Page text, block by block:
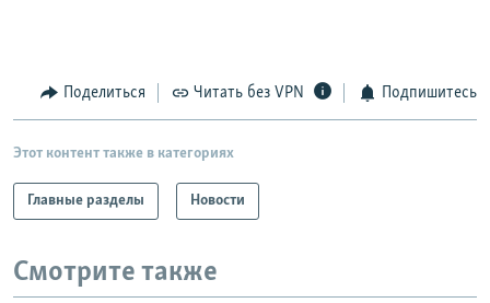
Поделиться Читать без VPN Подпишитесь
Этот контент также в категориях
Главные разделы Новости
Смотрите также